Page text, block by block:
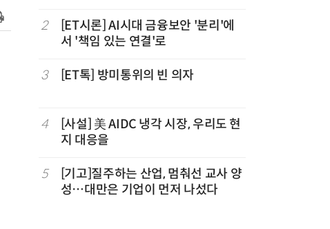
2
[ET시론] AI시대 금융보안 '분리'에
서 '책임 있는 연결'로
3 [ET톡] 방미통위의 빈 의자
4
[사설] 美 AIDC 냉각 시장, 우리도 현
지 대응을
5
[기고]질주하는 산업, 멈춰선 교사 양
성…대만은 기업이 먼저 나섰다